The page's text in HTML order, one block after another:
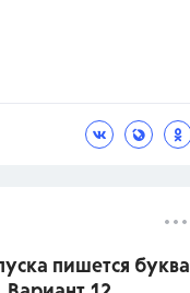
пишется буква